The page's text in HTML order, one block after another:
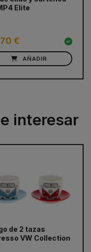
Elite
€
AÑADIR
interesar
de 2 tazas
VW Collection